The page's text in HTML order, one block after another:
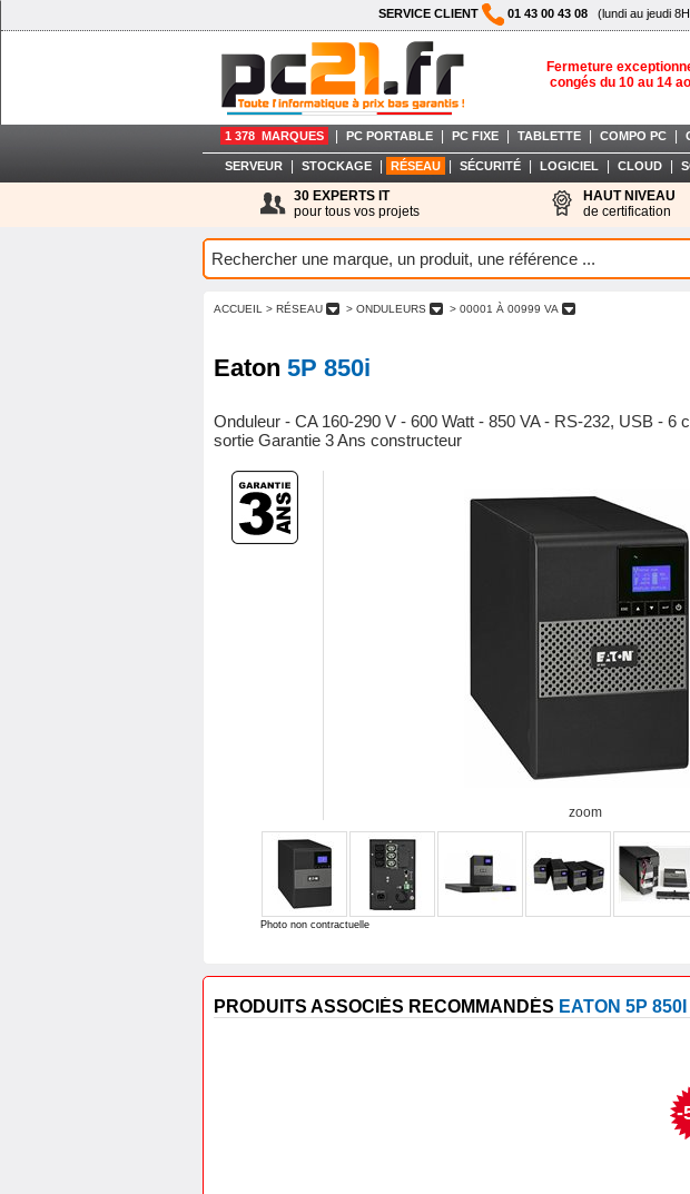
SERVICE CLIENT 01 43 00 43 08 (lundi au jeudi
Fermeture
congés du 10 au 14
1 378 MARQUES PC PORTABLE PC FIXE TABLETTE COMPO PC
SERVEUR STOCKAGE RÉSEAU SÉCURITÉ LOGICIEL CLOUD
30 EXPERTS IT
pour tous vos projets
HAUT NIVEAU
de certification
ACCUEIL > RÉSEAU > ONDULEURS > 00001 À 00999 VA
Eaton 5P 850i
Onduleur - CA 160-290 V - 600 Watt - 850 VA - RS-232, USB - 6
sortie Garantie 3 Ans constructeur
zoom
Photo non contractuelle
PRODUITS ASSOCIÉS RECOMMANDÉS EATON 5P 850I
-